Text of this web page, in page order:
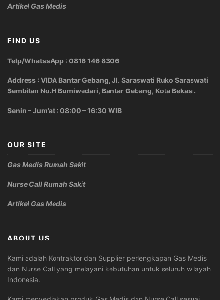
Artikel Gas Medis
FIND US
Telp/WhatssApp : 0816 146 8306
Address : VIDA Bantar Gebang, Jl. Saraswati Ruko Saraswati
Sembilan No.H Bumiwedari, Bantar Gebang, Kota Bekasi.
Senin – Jum’at : 08:00 – 16:30 WIB
OUR SITE
Gas Medis Rumah Sakit
Nurse Call Rumah Sakit
Artikel Gas Medis
ABOUT US
Kami adalah Kontraktor dan Supplier perlengkapan Gas Medis
dan Nurse Call yang melayani kebutuhan untuk seluruh wilayah
Indonesia.